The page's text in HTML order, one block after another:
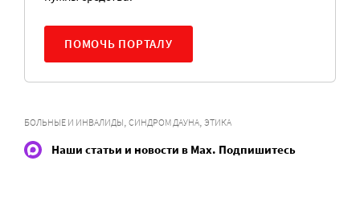
ПОМОЧЬ ПОРТАЛУ
БОЛЬНЫЕ И ИНВАЛИДЫ СИНДРОМ ДАУНА ЭТИКА
Наши статьи и новости в Max. Подпишитесь